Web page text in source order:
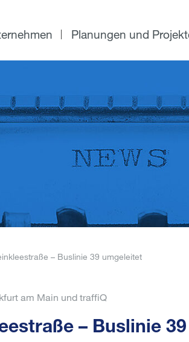
Planungen und
– Buslinie 39 umgeleitet
am Main und traffiQ
– Buslinie